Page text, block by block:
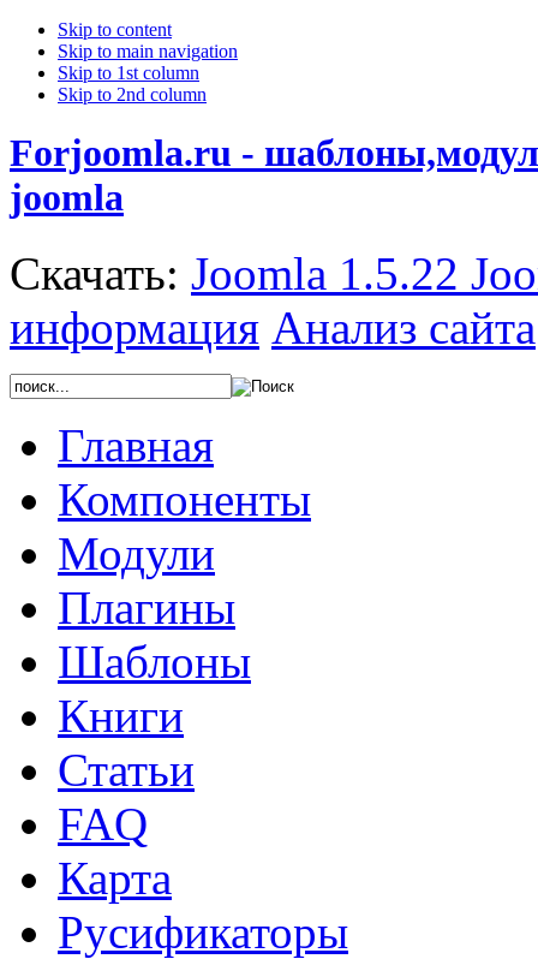
Skip to content
Skip to main navigation
Skip to 1st column
Skip to 2nd column
Forjoomla.ru -
joomla
Скачать: Joomla 1.5.22
информация Анализ сайта
Главная
Компоненты
Модули
Плагины
Шаблоны
Книги
Статьи
FAQ
Карта
Русификаторы